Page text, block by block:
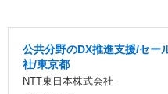
公共分野のDX推進支援/セー
社/東京都
NTT東日本株式会社